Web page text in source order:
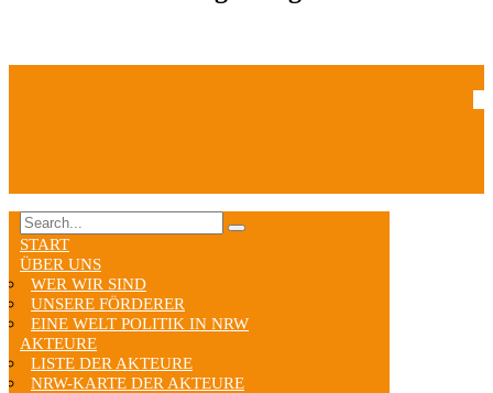
START
ÜBER UNS
WER WIR SIND
UNSERE FÖRDERER
EINE WELT POLITIK IN NRW
AKTEURE
LISTE DER AKTEURE
NRW-KARTE DER AKTEURE